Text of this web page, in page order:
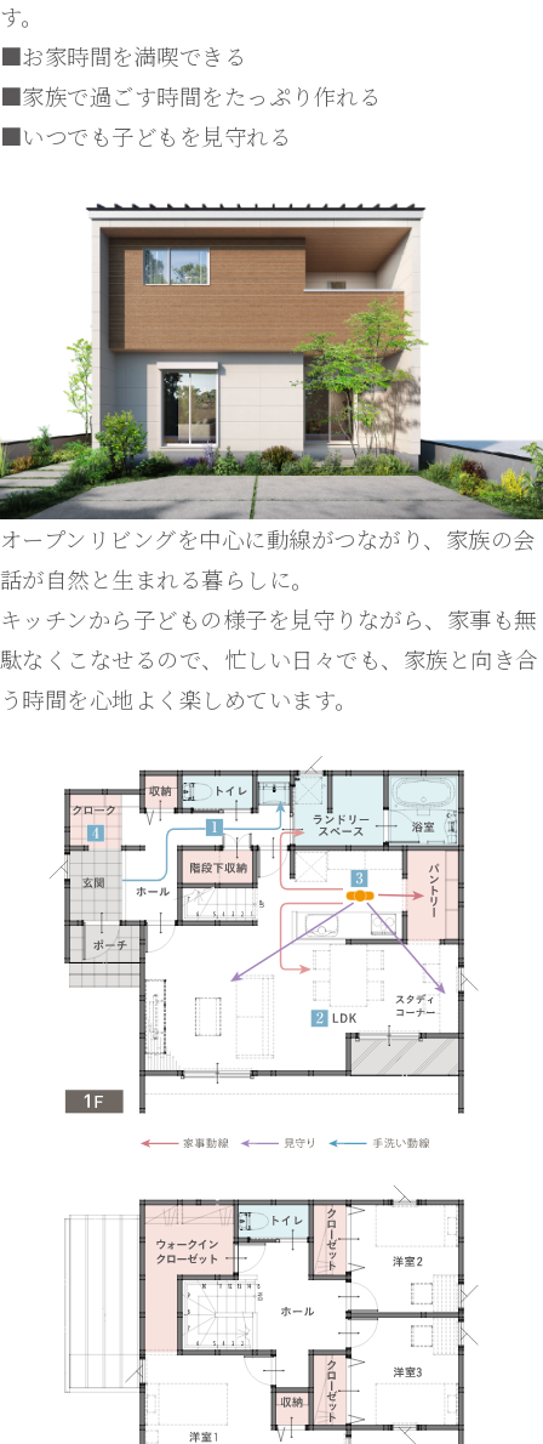
す。
■お家時間を満喫できる
■家族で過ごす時間をたっぷり作れる
■いつでも子どもを見守れる
オープンリビングを中心に動線がつながり、家族の会
話が自然と生まれる暮らしに。
キッチンから子どもの様子を見守りながら、家事も無
駄なくこなせるので、忙しい日々でも、家族と向き合
う時間を心地よく楽しめています。